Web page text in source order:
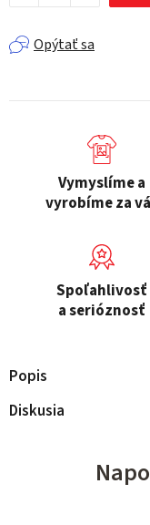
Opýtať sa
Vymyslíme a
vyrobíme za
Spoľahlivosť
a serióznosť
Popis
Diskusia